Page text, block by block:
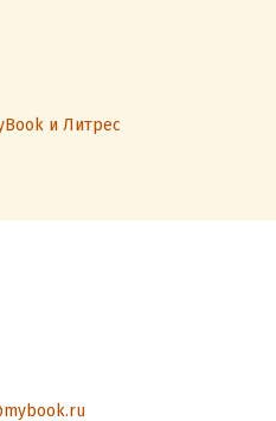
и Литрес